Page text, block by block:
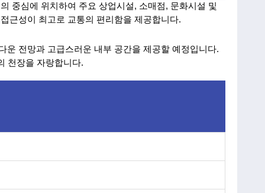
중심에 위치하여 주요 상업시설, 소매점, 문화시설 및
근성이 최고로 교통의 편리함을 제공합니다.
운 전망과 고급스러운 내부 공간을 제공할 예정입니다.
천장을 자랑합니다.